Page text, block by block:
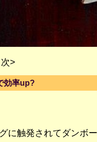
次>
効率up?
に触発されてダンボ